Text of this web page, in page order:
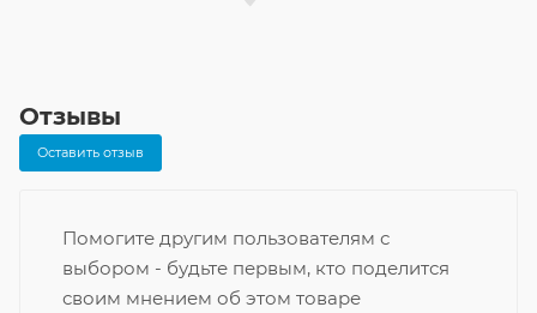
Отзывы
Оставить отзыв
Помогите другим пользователям с
выбором - будьте первым, кто поделится
своим мнением об этом товаре